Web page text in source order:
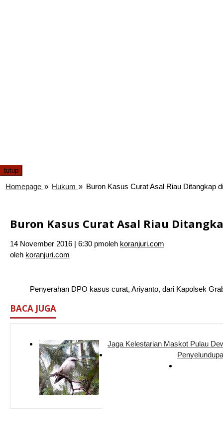
tutup
Homepage » Hukum » Buron Kasus Curat Asal Riau Ditangkap
Buron Kasus Curat Asal Riau
14 November 2016 | 6:30 pmoleh koranjuri.com
oleh koranjuri.com
Penyerahan DPO kasus curat, Ariyanto, dari Kapolsek
BACA JUGA
Jaga Kelestarian Maskot Pulau